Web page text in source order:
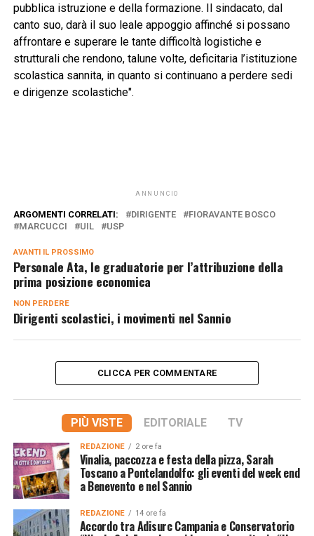
pubblica istruzione e della formazione. Il sindacato, dal
canto suo, darà il suo leale appoggio affinché si possano
affrontare e superare le tante difficoltà logistiche e
strutturali che rendono, talune volte, deficitaria l’istituzione
scolastica sannita, in quanto si continuano a perdere sedi
e dirigenze scolastiche".
ANNUNCIO
ARGOMENTI CORRELATI: DIRIGENTE
FIORAVANTE BOSCO
MARCUCCI
UIL USP
AVANTI IL ​​PROSSIMO
Personale Ata, le graduatorie per l’attribuzione della
prima posizione economica
NON PERDERE
Dirigenti scolastici, i movimenti nel Sannio
CLICCA PER COMMENTARE
PIÙ VISTE EDITORIALE TV
REDAZIONE 2 ore fa
Vinalia, paccozza e festa della pizza, Sarah
Toscano a Pontelandolfo: gli eventi del week end
a Benevento e nel Sannio
REDAZIONE 14 ore fa
Accordo tra Adisurc Campania e Conservatorio